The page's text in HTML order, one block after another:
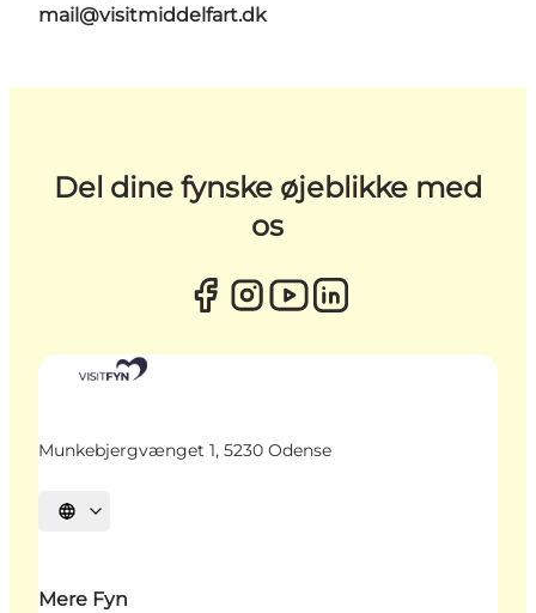
mail@visitmiddelfart.dk
Del dine fynske øjeblikke med
os
Munkebjergvænget 1, 5230 Odense
Vælg sprog
Mere Fyn